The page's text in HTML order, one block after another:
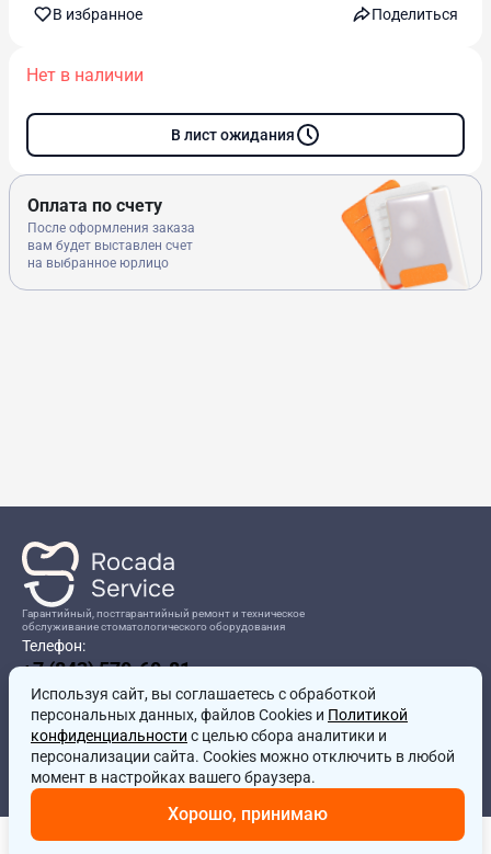
В избранноe
Поделиться
Нет в наличии
В лист ожидания
Оплата по счету
После оформления заказа
вам будет выставлен счет
на выбранное юрлицо
Гарантийный, постгарантийный ремонт и техническое
обслуживание стоматологического оборудования
Телефон:
+7 (843) 570-60-81
Режим работы:8:00-17:00
Адрес:
г.Казань, ул.Проспект Победы, д.204в
Почта:
service@rocadamed.ru
Другие проекты
Используя сайт, вы соглашаетесь с обработкой
персональных данных, файлов Cookies и Политикой
конфиденциальности с целью сбора аналитики и
персонализации сайта. Cookies можно отключить в любой
момент в настройках вашего браузера.
Хорошо, принимаю